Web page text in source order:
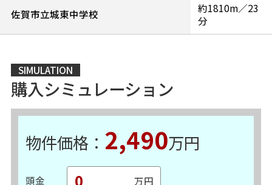
佐賀市立城東中学校
約1810m／23
分
SIMULATION
購入シミュレーション
物件価格： 2,490万円
頭金